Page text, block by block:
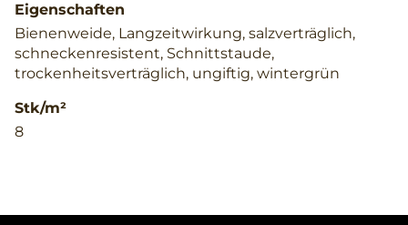
Eigenschaften
Bienenweide, Langzeitwirkung, salzverträglich,
schneckenresistent, Schnittstaude,
trockenheitsverträglich, ungiftig, wintergrün
Stk/m²
8